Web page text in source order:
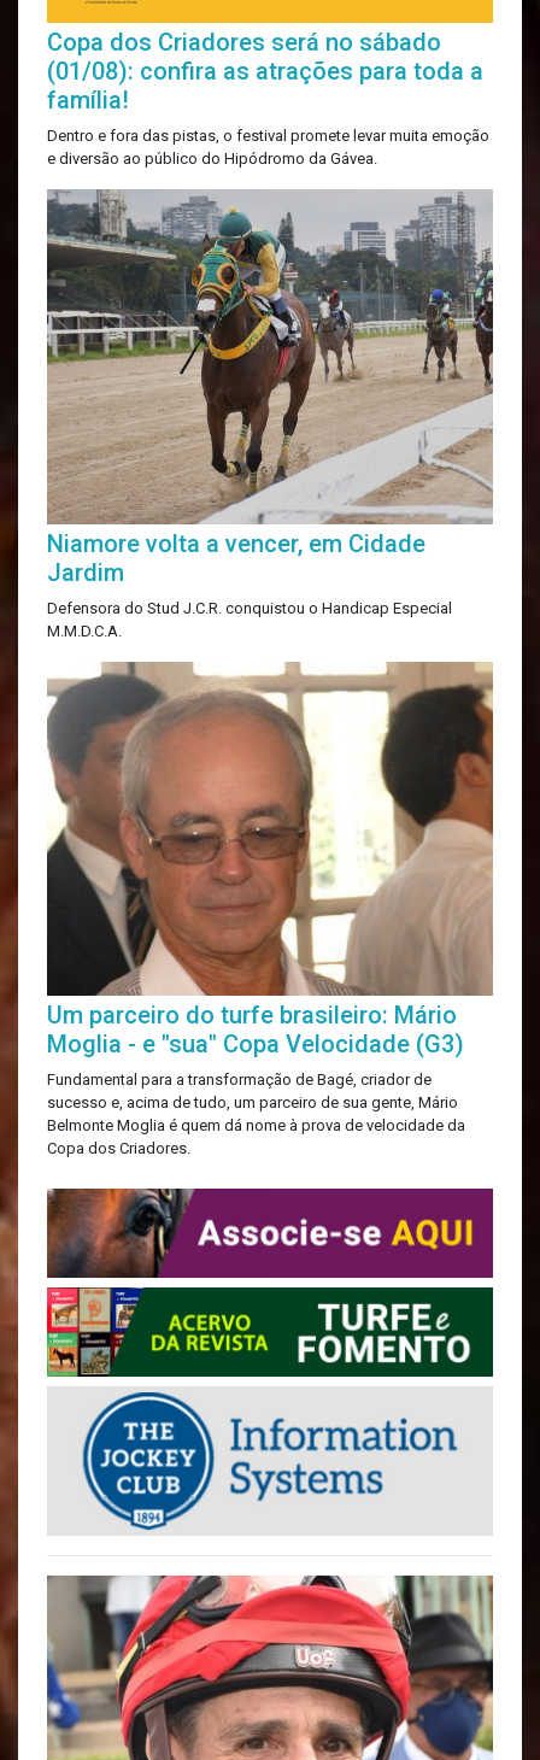
Copa dos Criadores será no sábado
(01/08): confira as atrações para toda a
família!
Dentro e fora das pistas, o festival promete levar muita emoção
e diversão ao público do Hipódromo da Gávea.
Niamore volta a vencer, em Cidade
Jardim
Defensora do Stud J.C.R. conquistou o Handicap Especial
M.M.D.C.A.
Um parceiro do turfe brasileiro: Mário
Moglia - e "sua" Copa Velocidade (G3)
Fundamental para a transformação de Bagé, criador de
sucesso e, acima de tudo, um parceiro de sua gente, Mário
Belmonte Moglia é quem dá nome à prova de velocidade da
Copa dos Criadores.